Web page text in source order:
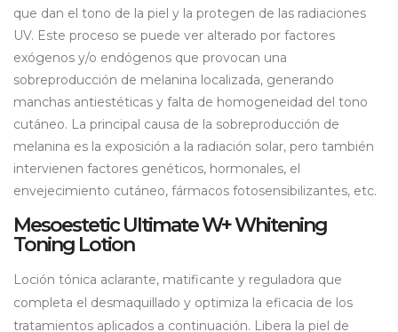
que dan el tono de la piel y la protegen de las radiaciones
UV. Este proceso se puede ver alterado por factores
exógenos y/o endógenos que provocan una
sobreproducción de melanina localizada, generando
manchas antiestéticas y falta de homogeneidad del tono
cutáneo. La principal causa de la sobreproducción de
melanina es la exposición a la radiación solar, pero también
intervienen factores genéticos, hormonales, el
envejecimiento cutáneo, fármacos fotosensibilizantes, etc.
Mesoestetic Ultimate W+ Whitening
Toning Lotion
Loción tónica aclarante, matificante y reguladora que
completa el desmaquillado y optimiza la eficacia de los
tratamientos aplicados a continuación. Libera la piel de